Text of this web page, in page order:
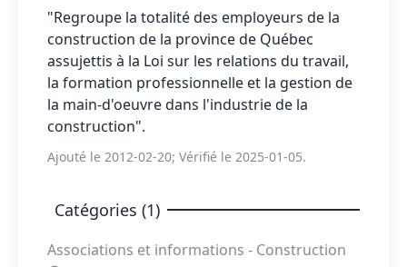
"Regroupe la totalité des employeurs de la
construction de la province de Québec
assujettis à la Loi sur les relations du travail,
la formation professionnelle et la gestion de
la main-d'oeuvre dans l'industrie de la
construction".
Ajouté le 2012-02-20; Vérifié le 2025-01-05.
Catégories (1)
Associations et informations - Construction